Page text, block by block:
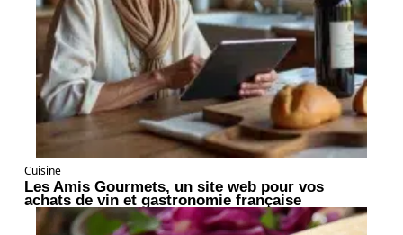
Cuisine
Les Amis Gourmets, un site web pour vos
achats de vin et gastronomie française